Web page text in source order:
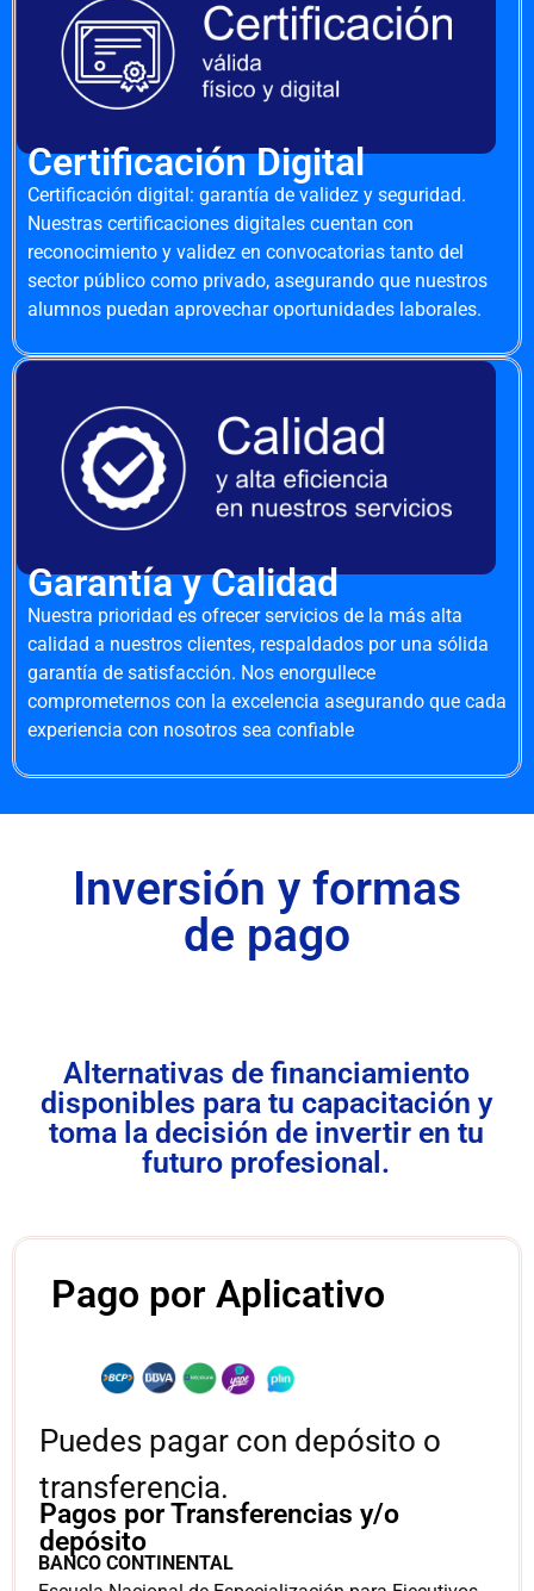
Certificación Digital
Certificación digital: garantía de validez y seguridad.
Nuestras certificaciones digitales cuentan con
reconocimiento y validez en convocatorias tanto del
sector público como privado, asegurando que nuestros
alumnos puedan aprovechar oportunidades laborales.
Garantía y Calidad
Nuestra prioridad es ofrecer servicios de la más alta
calidad a nuestros clientes, respaldados por una sólida
garantía de satisfacción. Nos enorgullece
comprometernos con la excelencia asegurando que cada
experiencia con nosotros sea confiable
Inversión y formas
de pago
Alternativas de financiamiento
disponibles para tu capacitación y
toma la decisión de invertir en tu
futuro profesional.
Pago por Aplicativo
Puedes pagar con depósito o
transferencia.
BANCO CONTINENTAL
Pagos por Transferencias y/o
depósito